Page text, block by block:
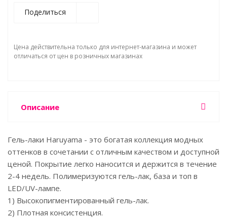
Поделиться
Цена действительна только для интернет-магазина и может
отличаться от цен в розничных магазинах
Описание
Гель-лаки Haruyama - это богатая коллекция модных
оттенков в сочетании с отличным качеством и доступной
ценой. Покрытие легко наносится и держится в течение
2-4 недель. Полимеризуются гель-лак, база и топ в
LED/UV-лампе.
1) Высокопигментированный гель-лак.
2) Плотная консистенция.